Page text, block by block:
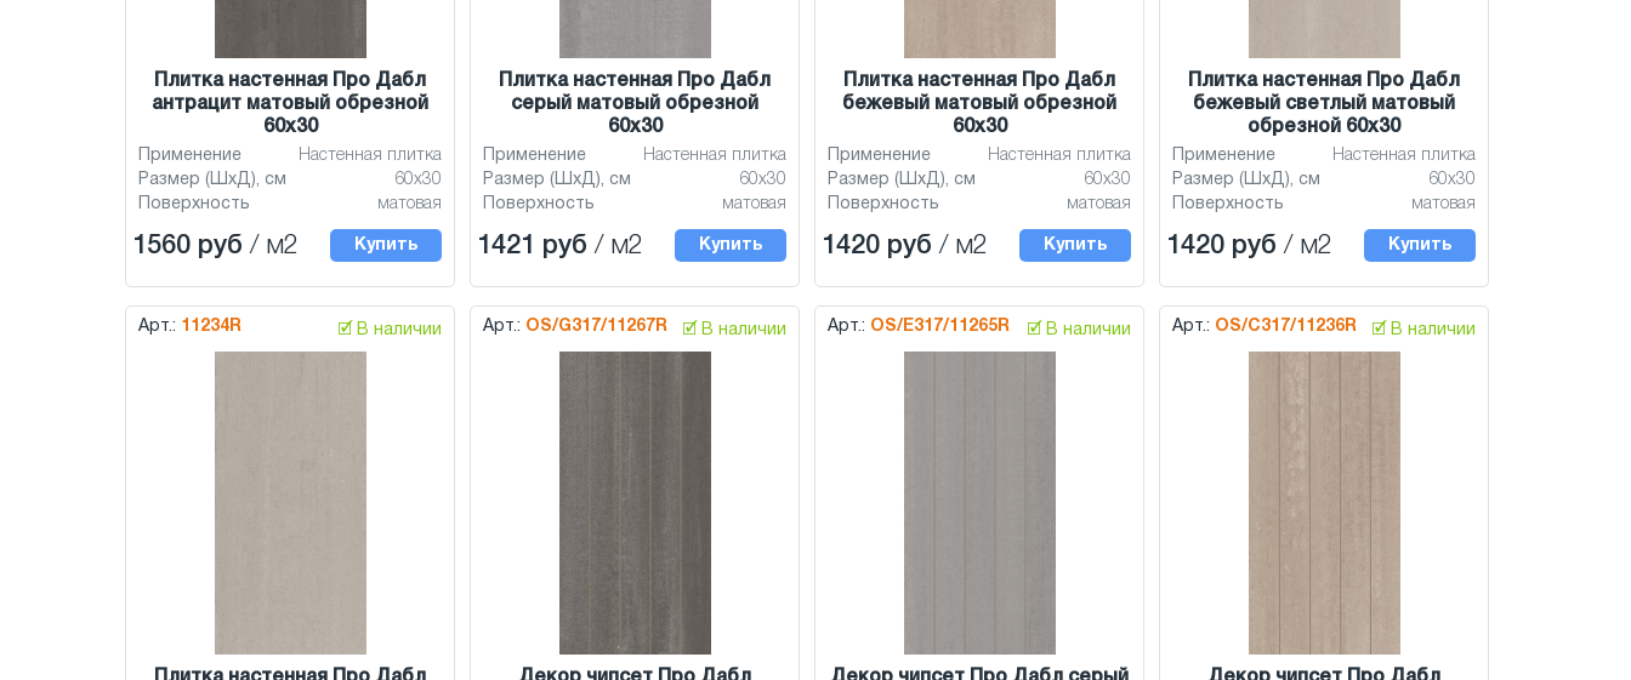
Плитка настенная Про Дабл
антрацит матовый обрезной
60x30
Применение
Настенная плитка
Размер (ШхД), см
60x30
Поверхность
матовая
1560 руб / м2 Купить
Плитка настенная Про Дабл
серый матовый обрезной
60x30
Применение
Настенная плитка
Размер (ШхД), см
60x30
Поверхность
матовая
1421 руб / м2 Купить
Плитка настенная Про Дабл
бежевый матовый обрезной
60x30
Применение
Настенная плитка
Размер (ШхД), см
60x30
Поверхность
матовая
1420 руб / м2 Купить
Плитка настенная Про Дабл
бежевый светлый матовый
обрезной 60x30
Применение
Настенная плитка
Размер (ШхД), см
60x30
Поверхность
матовая
1420 руб / м2 Купить
Арт.: 11234R 🗹 В наличии Арт.: OS/G317/11267R 🗹 В наличии Арт.: OS/E317/11265R 🗹 В наличии Арт.: OS/C317/11236R 🗹 В наличии